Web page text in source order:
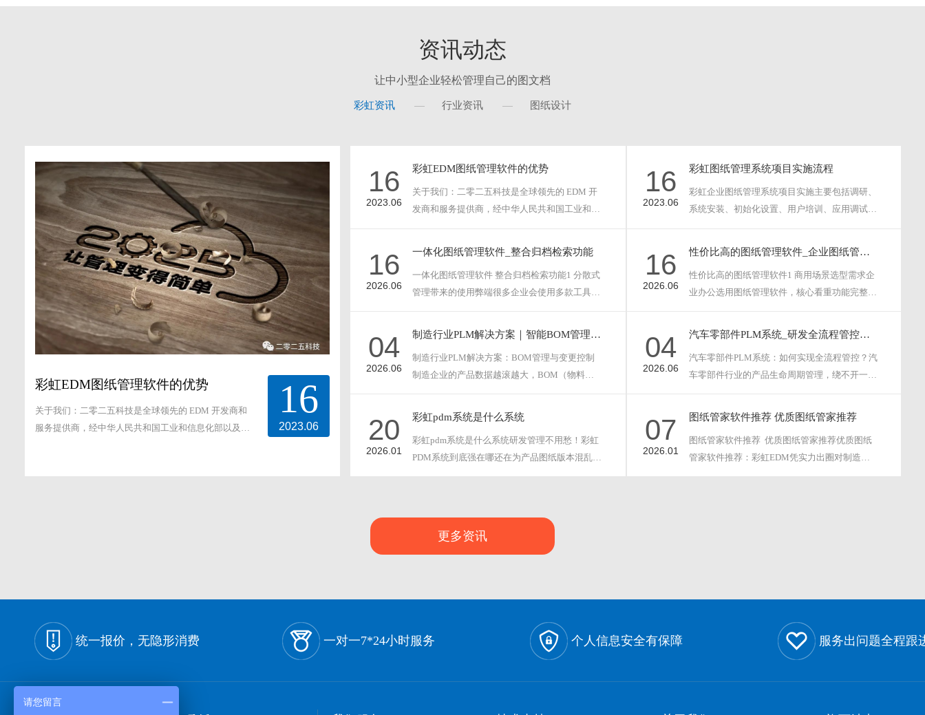
资讯动态
让中小型企业轻松管理自己的图文档
彩虹资讯 行业资讯 图纸设计
彩虹EDM图纸管理软件的优势
关于我们：二零二五科技是全球领先的 EDM 开发商和
服务提供商，经中华人民共和国工业和信息化部以及广·
16
2023.06
16
2023.06
彩虹EDM图纸管理软件的优势
关于我们：二零二五科技是全球领先的 EDM 开
发商和服务提供商，经中华人民共和国工业和信
16
2023.06
彩虹图纸管理系统项目实施流程
彩虹企业图纸管理系统项目实施主要包括调研、
系统安装、初始化设置、用户培训、应用调试和
16
2026.06
一体化图纸管理软件_整合归档检索功能
一体化图纸管理软件 整合归档检索功能1 分散式
管理带来的使用弊端很多企业会使用多款工具分
16
2026.06
性价比高的图纸管理软件_企业图纸管理软件
性价比高的图纸管理软件1 商用场景选型需求企
业办公选用图纸管理软件，核心看重功能完整、
04
2026.06
制造行业PLM解决方案｜智能BOM管理与工程变更控制
制造行业PLM解决方案：BOM管理与变更控制
制造企业的产品数据越滚越大，BOM（物料清
04
2026.06
汽车零部件PLM系统_研发全流程管控方案
汽车零部件PLM系统：如何实现全流程管控？汽
车零部件行业的产品生命周期管理，绕不开一个
20
2026.01
彩虹pdm系统是什么系统
彩虹pdm系统是什么系统研发管理不用愁！彩虹
PDM系统到底强在哪还在为产品图纸版本混乱、
07
2026.01
图纸管家软件推荐 优质图纸管家推荐
图纸管家软件推荐 优质图纸管家推荐优质图纸
管家软件推荐：彩虹EDM凭实力出圈对制造企
更多资讯
统一报价，无隐形消费 一对一7*24小时服务 个人信息安全有保障 服务出问题全程跟
请您留言